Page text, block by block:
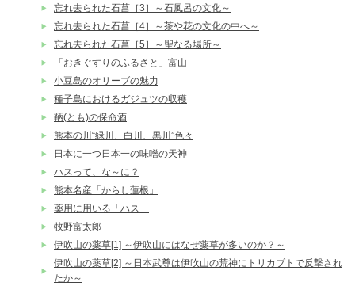
忘れ去られた石菖［3］～石風呂の文化～
忘れ去られた石菖［4］～茶や花の文化の中へ～
忘れ去られた石菖［5］～聖なる場所～
「おきぐすりのふるさと」富山
小豆島のオリーブの魅力
種子島におけるガジュツの収穫
鞆(とも)の保命酒
熊本の川“緑川、白川、黒川”色々
日本に一つ日本一の味噌の天神
ハスって、な～に？
熊本名産「からし蓮根」
薬用に用いる「ハス」
牧野富太郎
伊吹山の薬草[1] ～伊吹山にはなぜ薬草が多いのか？～
伊吹山の薬草[2] ～日本武尊は伊吹山の荒神にトリカブトで反撃され
たか～